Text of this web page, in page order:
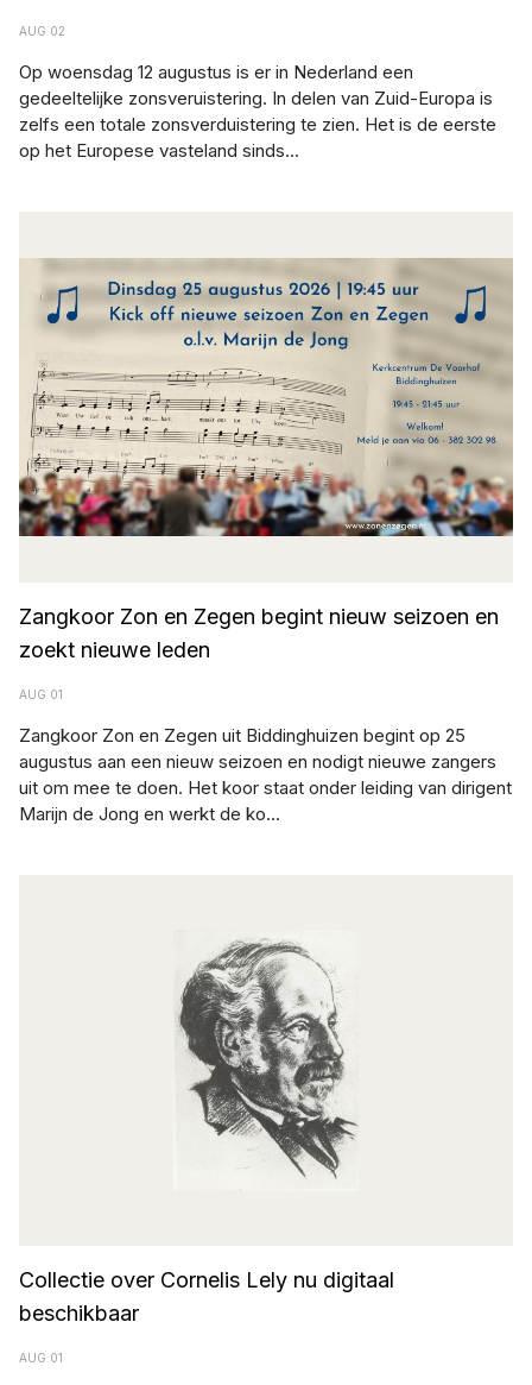
AUG 02
Op woensdag 12 augustus is er in Nederland een
gedeeltelijke zonsveruistering. In delen van Zuid-Europa is
zelfs een totale zonsverduistering te zien. Het is de eerste
op het Europese vasteland sinds...
Zangkoor Zon en Zegen begint nieuw seizoen en
zoekt nieuwe leden
AUG 01
Zangkoor Zon en Zegen uit Biddinghuizen begint op 25
augustus aan een nieuw seizoen en nodigt nieuwe zangers
uit om mee te doen. Het koor staat onder leiding van dirigent
Marijn de Jong en werkt de ko...
Collectie over Cornelis Lely nu digitaal
beschikbaar
AUG 01